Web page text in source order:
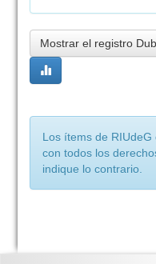
Mostrar el registro
Los ítems de RIUdeG
con todos los
indique lo contrario.